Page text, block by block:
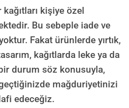
kişiye özel
Bu sebeple iade ve
Fakat ürünlerde yırtık,
kağıtlarda leke ya da
durum söz konusuyla,
mağduriyetinizi
edeceğiz.